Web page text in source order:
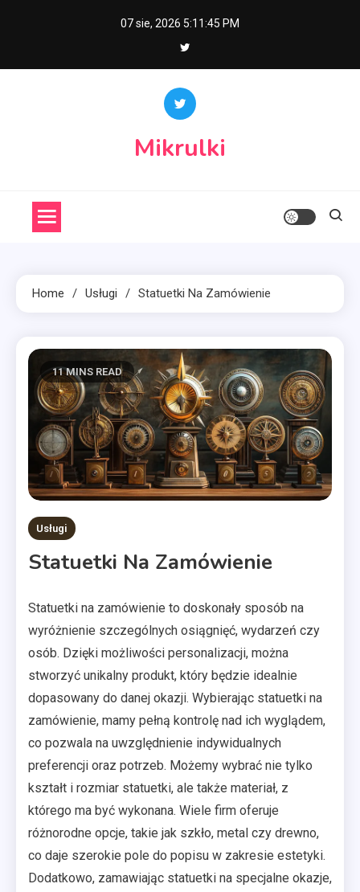
07 sie, 2026 5:11:46 PM
Mikrulki
Home Usługi Statuetki Na Zamówienie
11 MINS READ
Usługi
Statuetki Na Zamówienie
Statuetki na zamówienie to doskonały sposób na
wyróżnienie szczególnych osiągnięć, wydarzeń czy
osób. Dzięki możliwości personalizacji, można
stworzyć unikalny produkt, który będzie idealnie
dopasowany do danej okazji. Wybierając statuetki na
zamówienie, mamy pełną kontrolę nad ich wyglądem,
co pozwala na uwzględnienie indywidualnych
preferencji oraz potrzeb. Możemy wybrać nie tylko
kształt i rozmiar statuetki, ale także materiał, z
którego ma być wykonana. Wiele firm oferuje
różnorodne opcje, takie jak szkło, metal czy drewno,
co daje szerokie pole do popisu w zakresie estetyki.
Dodatkowo, zamawiając statuetki na specjalne okazje,